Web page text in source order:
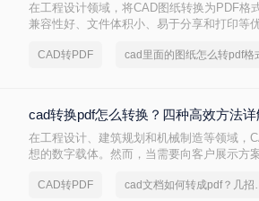
在工程设计领域，将CAD图纸转换为PDF格
兼容性好、文件体积小、易于分享和打印等
CAD转PDF cad里面的图纸怎么转pdf格
cad转换pdf怎么转换？四种高效方法
在工程设计、建筑规划和机械制造等领域，
想的数字载体。然而，当需要向客户展示方
软件版本不兼容导致显示错误，更存在被无
CAD转PDF cad文档